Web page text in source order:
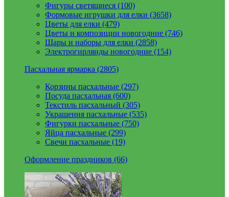
Фигуры светящиеся (100)
Формовые игрушки для елки (3658)
Цветы для елки (479)
Цветы и композиции новогодние (746)
Шары и наборы для елки (2858)
Электрогирлянды новогодние (154)
Пасхальная ярмарка (2805)
Корзины пасхальные (297)
Посуда пасхальная (600)
Текстиль пасхальный (305)
Украшения пасхальные (535)
Фигурки пасхальные (750)
Яйца пасхальные (299)
Свечи пасхальные (19)
Оформление праздников (66)